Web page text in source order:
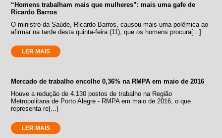
“Homens trabalham mais que mulheres”: mais uma gafe de
Ricardo Barros
O ministro da Saúde, Ricardo Barros, causou mais uma polêmica ao
afirmar na tarde desta quinta-feira (11), que os homens procura[...]
LER MAIS
Mercado de trabalho encolhe 0,36% na RMPA em maio de 2016
Houve a redução de 4.130 postos de trabalho na Região
Metropolitana de Porto Alegre - RMPA em maio de 2016, o que
representa re[...]
LER MAIS